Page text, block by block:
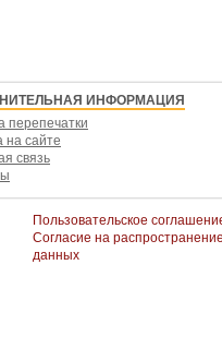
ИНФОРМАЦИЯ
перепечатки
на сайте
связь
Пользовательское
Согласие на
данных